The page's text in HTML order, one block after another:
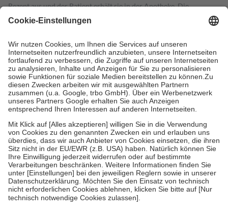
Rezept aus und der Patient erhält sie in der Apotheke. Die
gesetzliche Krankenversicherung übernimmt in der Regel die
Kosten dafür, der Versicherte trägt einen Teil davon als Zuzahlung
Grundsätzlich leisten Mitglieder Zuzahlungen in Höhe von zehn
Prozent des Abgabepreises,mindestens jedochfünf Euround
höchstens zehn Euro.Es sind jedoch nie mehr als die tatsächlichen
Kosten der Leistung zu entrichten.
Diese Regeln gelten grundsätzlich auch für Online-Apotheken.
Bei Heilmitteln und häuslicher Krankenpflege beträgt die
Zuzahlung zehn Prozent der Kosten sowie zehn Euro je
Verordnung.
Um das Engagement der Versicherten für ihre eigene Gesundheit zu
stärken und die besondere Stellung der Familie zu unterstützen,
fallenkeine Zuzahlungenan bei:
• Kindern und Jugendlichen bis zum vollendeten 18. Lebensjahr
mit Ausnahme der Fahrkosten
• Untersuchungen zur Vorsorge und Früherkennung, die von der
GKV getragen werden